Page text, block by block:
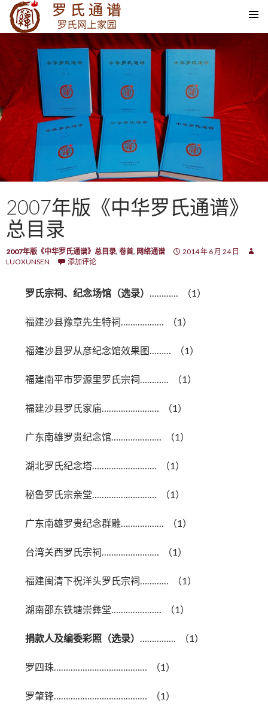
SKIP TO CONTENT
2007年版《中华罗氏通谱》
总目录
2007年版《中华罗氏通谱》总目录, 卷首, 网络通谱
2014 年 6 月 24 日
LUOXUNSEN
添加评论
罗氏宗祠、纪念场馆（选录） ………… （1）
福建沙县豫章先生特祠……………… （1）
福建沙县罗从彦纪念馆效果图……… （1）
福建南平市罗源里罗氏宗祠………… （1）
福建沙县罗氏家庙…………………… （1）
广东南雄罗贵纪念馆………………… （1）
湖北罗氏纪念塔……………………… （1）
秘鲁罗氏宗亲堂……………………… （1）
广东南雄罗贵纪念群雕……………… （1）
台湾关西罗氏宗祠…………………… （1）
福建闽清下祝洋头罗氏宗祠………… （1）
湖南邵东铁塘崇彝堂………………… （1）
捐款人及编委彩照（选录） …………… （1）
罗四珠………………………………… （1）
罗肇锋………………………………… （1）